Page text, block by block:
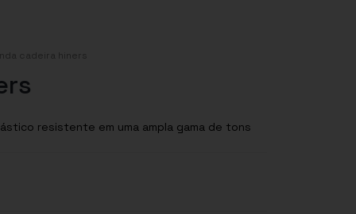
cadeira hiners
resistente em uma ampla gama de tons